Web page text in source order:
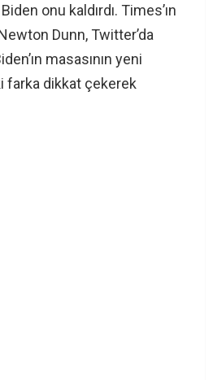
onu kaldırdı. Times’ın
Dunn, Twitter’da
masasının yeni
farka dikkat çekerek